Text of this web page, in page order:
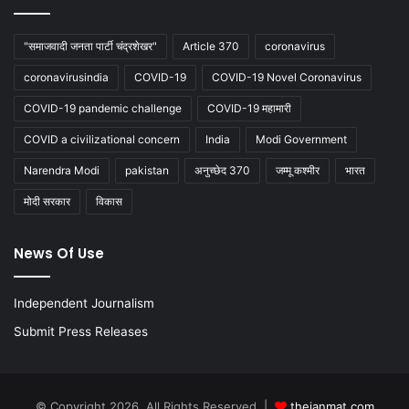
"समाजवादी जनता पार्टी चंद्रशेखर" Article 370 coronavirus
coronavirusindia COVID-19 COVID-19 Novel Coronavirus
COVID-19 pandemic challenge COVID-19 महामारी
COVID a civilizational concern India Modi Government
Narendra Modi pakistan अनुच्छेद 370 जम्मू कश्मीर भारत
मोदी सरकार विकास
News Of Use
Independent Journalism
Submit Press Releases